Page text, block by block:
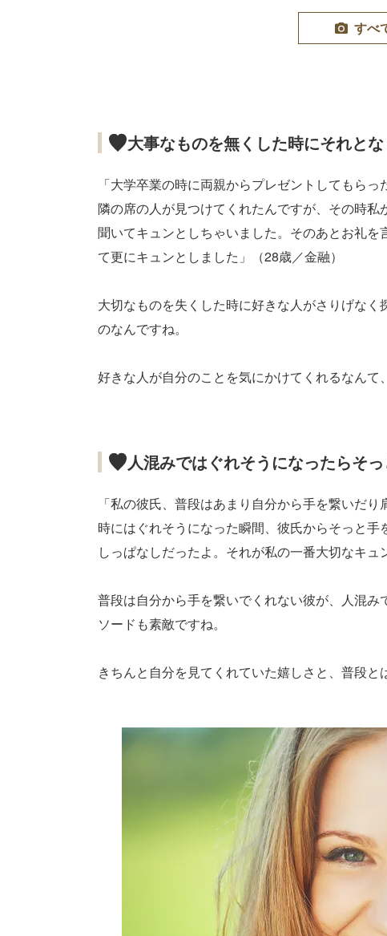
すべ
大事なものを無くした時にそれと
「大学卒業の時に両親からプレゼントしてもら
隣の席の人が見つけてくれたんですが、その時
聞いてキュンとしちゃいました。そのあとお礼
て更にキュンとしました」（28歳／金融）
大切なものを失くした時に好きな人がさりげな
のなんですね。
好きな人が自分のことを気にかけてくれるなんて
人混みではぐれそうになったらそ
「私の彼氏、普段はあまり自分から手を繋いだ
時にはぐれそうになった瞬間、彼氏からそっと
しっぱなしだったよ。それが私の一番大切なキュ
普段は自分から手を繋いでくれない彼が、人混
ソードも素敵ですね。
きちんと自分を見てくれていた嬉しさと、普段と